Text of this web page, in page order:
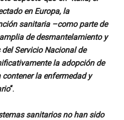
en Europa, la
sanitaria –como parte de
de desmantelamiento y
Servicio Nacional de
la adopción de
la enfermedad y
“.
sanitarios no han sido